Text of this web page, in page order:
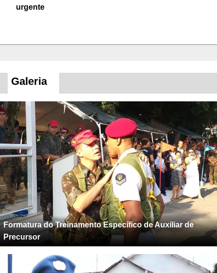
urgente
Galeria
Formatura do Treinamento Específico de Auxiliar de
Precursor